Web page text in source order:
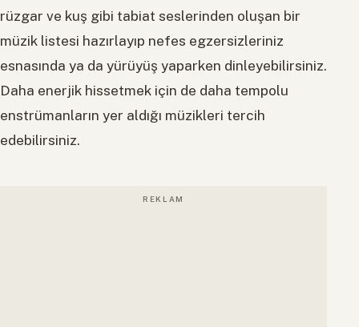
rüzgar ve kuş gibi tabiat seslerinden oluşan bir
müzik listesi hazırlayıp nefes egzersizleriniz
esnasında ya da yürüyüş yaparken dinleyebilirsiniz.
Daha enerjik hissetmek için de daha tempolu
enstrümanların yer aldığı müzikleri tercih
edebilirsiniz.